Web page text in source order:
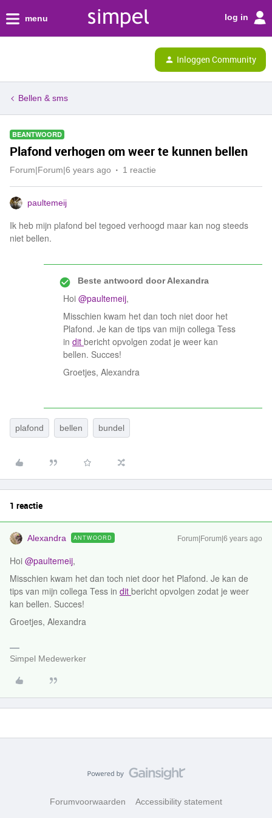
menu log in
Inloggen Community
Bellen & sms
BEANTWOORD
Plafond verhogen om weer te kunnen bellen
Forum|Forum|6 years ago 1 reactie
paultemeij
Ik heb mijn plafond bel tegoed verhoogd maar kan nog steeds
niet bellen.
Beste antwoord doorAlexandra
Hoi @paultemeij,
Misschien kwam het dan toch niet door het
Plafond. Je kan de tips van mijn collega Tess
in dit bericht opvolgen zodat je weer kan
bellen. Succes!
Groetjes, Alexandra
plafond bellen bundel
1 reactie
Alexandra ANTWOORD Forum|Forum|6 years ago
Hoi @paultemeij,
Misschien kwam het dan toch niet door het Plafond. Je kan de
tips van mijn collega Tess in dit bericht opvolgen zodat je weer
kan bellen. Succes!
Groetjes, Alexandra
Simpel Medewerker
Forumvoorwaarden Accessibility statement